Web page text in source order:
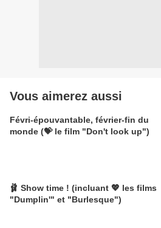
Vous aimerez aussi
Févri-épouvantable, février-fin du
monde (💝 le film "Don't look up")
🩰 Show time ! (incluant 💖 les films
"Dumplin'" et "Burlesque")